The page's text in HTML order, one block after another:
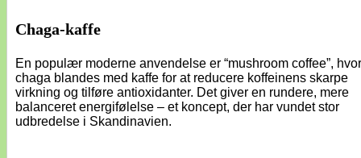
Chaga-kaffe
En populær moderne anvendelse er “mushroom coffee”, hvor
chaga blandes med kaffe for at reducere koffeinens skarpe
virkning og tilføre antioxidanter. Det giver en rundere, mere
balanceret energifølelse – et koncept, der har vundet stor
udbredelse i Skandinavien.